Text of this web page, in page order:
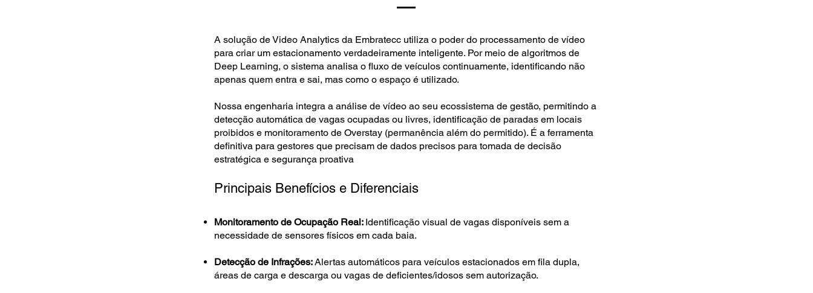
A solução de Video Analytics da Embratecc utiliza o poder do processamento de vídeo
para criar um estacionamento verdadeiramente inteligente. Por meio de algoritmos de
Deep Learning, o sistema analisa o fluxo de veículos continuamente, identificando não
apenas quem entra e sai, mas como o espaço é utilizado.
Nossa engenharia integra a análise de vídeo ao seu ecossistema de gestão, permitindo a
detecção automática de vagas ocupadas ou livres, identificação de paradas em locais
proibidos e monitoramento de Overstay (permanência além do permitido). É a ferramenta
definitiva para gestores que precisam de dados precisos para tomada de decisão
estratégica e segurança proativa
Principais Benefícios e Diferenciais
Monitoramento de Ocupação Real: Identificação visual de vagas disponíveis sem a
necessidade de sensores físicos em cada baia.
Detecção de Infrações:Alertas automáticos para veículos estacionados em fila dupla,
áreas de carga e descarga ou vagas de deficientes/idosos sem autorização.